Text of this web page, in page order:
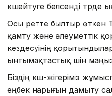
күшейтуге белсенді түрде
Осы ретте былтыр
қамту және әлеуметтік
кездесуінің
ынтымақтастық үшін
Біздің күш-жігеріміз
еңбек нарығын дамыту